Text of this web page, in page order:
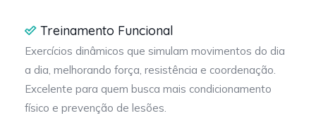
Treinamento Funcional
Exercícios dinâmicos que simulam movimentos do dia
a dia, melhorando força, resistência e coordenação.
Excelente para quem busca mais condicionamento
físico e prevenção de lesões.